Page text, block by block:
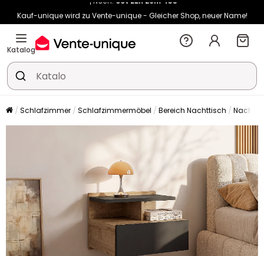
Kauf-unique wird zu Vente-unique - Gleicher Shop, neuer Name!
-10% ab 400€ mitHEAT10auf Vente-unique-Produkte
Noch:
Katalog
Schlafzimmer Schlafzimmermöbel Bereich Nachttisch